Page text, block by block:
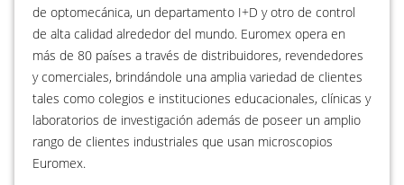
de optomecánica, un departamento I+D y otro de control
de alta calidad alrededor del mundo. Euromex opera en
más de 80 países a través de distribuidores, revendedores
y comerciales, brindándole una amplia variedad de clientes
tales como colegios e instituciones educacionales, clínicas y
laboratorios de investigación además de poseer un amplio
rango de clientes industriales que usan microscopios
Euromex.